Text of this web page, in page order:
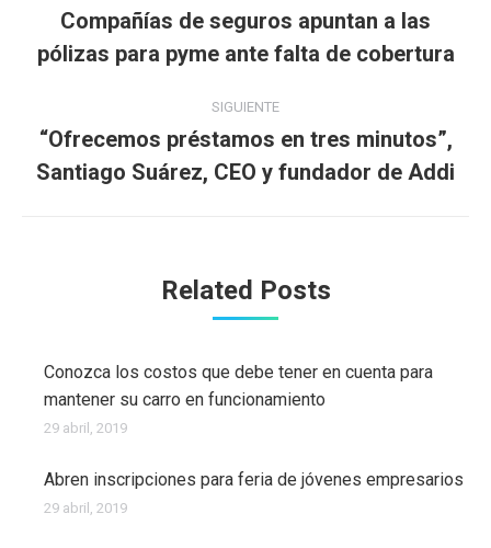
entre
publicaciones
Publicación
anterior:
Compañías de seguros apuntan a las
pólizas para pyme ante falta de cobertura
SIGUIENTE
siguiente:
“Ofrecemos préstamos en tres minutos”,
Santiago Suárez, CEO y fundador de Addi
Related Posts
Conozca los costos que debe tener en cuenta para
mantener su carro en funcionamiento
29 abril, 2019
Abren inscripciones para feria de jóvenes empresarios
29 abril, 2019